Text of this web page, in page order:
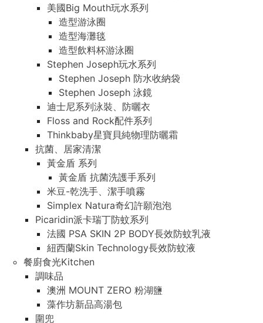
美國Big Mouth玩水系列
造型游泳圈
造型海灘毯
造型飲料杯游泳圈
Stephen Joseph玩水系列
Stephen Joseph 防水收納袋
Stephen Joseph 泳鏡
迪士尼系列泳裝、防曬衣
Floss and Rock配件系列
Thinkbaby星寶貝純物理防曬霜
抗菌、居家清潔
黃金盾 系列
黃金盾 抗菌洗護手系列
米豆-乾洗手、潔手噴霧
Simplex Natura奇幻許願泡泡
Picaridin派卡瑞丁防蚊系列
法國 PSA SKIN 2P BODY長效防蚊乳液
紐西蘭Skin Technology長效防蚊液
餐廚食光Kitchen
調味品
澳洲 MOUNT ZERO 粉湖鹽
藻作坊新品高湯包
圍兜